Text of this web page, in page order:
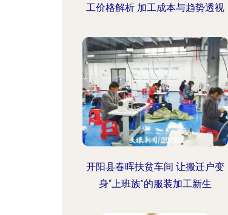
工价格解析 加工成本与趋势透视
开阳县春晖扶贫车间 让搬迁户变
身“上班族”的服装加工新生